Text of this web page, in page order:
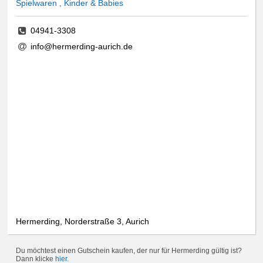
Spielwaren , Kinder & Babies
04941-3308
info@hermerding-aurich.de
Hermerding, Norderstraße 3, Aurich
Du möchtest einen Gutschein kaufen, der nur für Hermerding gültig ist?
Dann klicke hier.